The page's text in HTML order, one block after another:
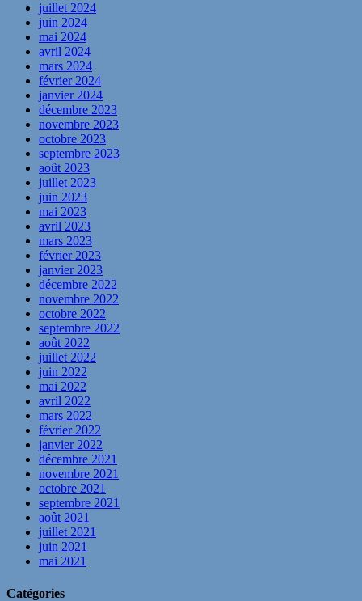
juillet 2024
juin 2024
mai 2024
avril 2024
mars 2024
février 2024
janvier 2024
décembre 2023
novembre 2023
octobre 2023
septembre 2023
août 2023
juillet 2023
juin 2023
mai 2023
avril 2023
mars 2023
février 2023
janvier 2023
décembre 2022
novembre 2022
octobre 2022
septembre 2022
août 2022
juillet 2022
juin 2022
mai 2022
avril 2022
mars 2022
février 2022
janvier 2022
décembre 2021
novembre 2021
octobre 2021
septembre 2021
août 2021
juillet 2021
juin 2021
mai 2021
Catégories